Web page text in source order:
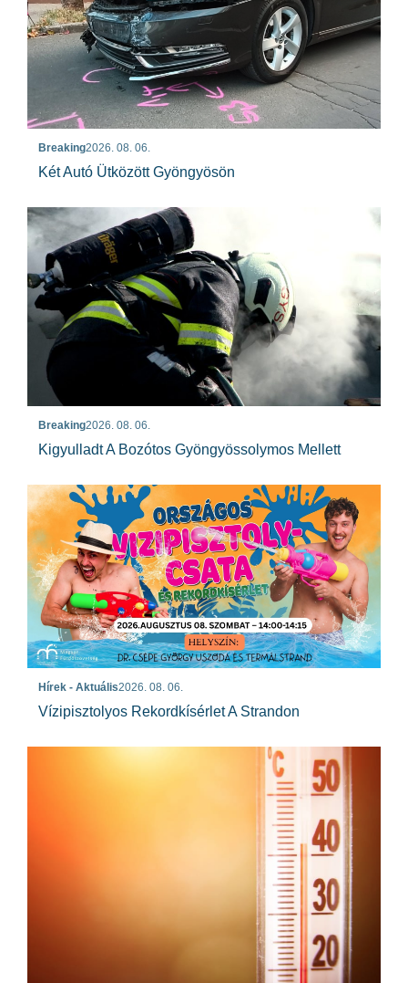
Breaking2026. 08. 06.
Két Autó Ütközött Gyöngyösön
Breaking2026. 08. 06.
Kigyulladt A Bozótos Gyöngyössolymos Mellett
Hírek - Aktuális2026. 08. 06.
Vízipisztolyos Rekordkísérlet A Strandon